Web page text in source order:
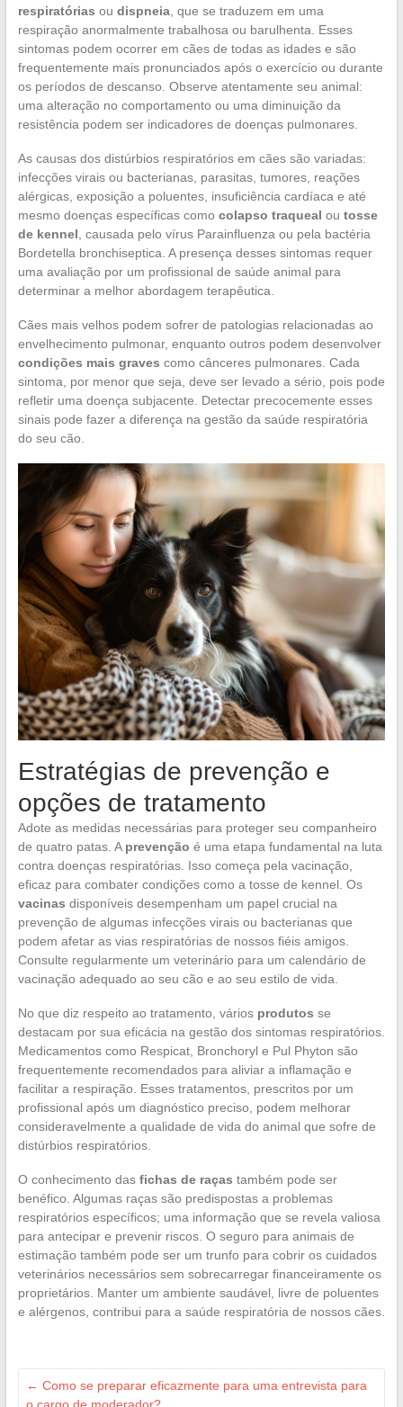
respiratórias ou dispneia, que se traduzem em uma
respiração anormalmente trabalhosa ou barulhenta. Esses
sintomas podem ocorrer em cães de todas as idades e são
frequentemente mais pronunciados após o exercício ou durante
os períodos de descanso. Observe atentamente seu animal:
uma alteração no comportamento ou uma diminuição da
resistência podem ser indicadores de doenças pulmonares.
As causas dos distúrbios respiratórios em cães são variadas:
infecções virais ou bacterianas, parasitas, tumores, reações
alérgicas, exposição a poluentes, insuficiência cardíaca e até
mesmo doenças específicas como colapso traqueal ou tosse
de kennel , causada pelo vírus Parainfluenza ou pela bactéria
Bordetella bronchiseptica. A presença desses sintomas requer
uma avaliação por um profissional de saúde animal para
determinar a melhor abordagem terapêutica.
Cães mais velhos podem sofrer de patologias relacionadas ao
envelhecimento pulmonar, enquanto outros podem desenvolver
condições mais graves como cânceres pulmonares. Cada
sintoma, por menor que seja, deve ser levado a sério, pois pode
refletir uma doença subjacente. Detectar precocemente esses
sinais pode fazer a diferença na gestão da saúde respiratória
do seu cão.
Estratégias de prevenção e
opções de tratamento
Adote as medidas necessárias para proteger seu companheiro
de quatro patas. A prevenção é uma etapa fundamental na luta
contra doenças respiratórias. Isso começa pela vacinação,
eficaz para combater condições como a tosse de kennel. Os
vacinas disponíveis desempenham um papel crucial na
prevenção de algumas infecções virais ou bacterianas que
podem afetar as vias respiratórias de nossos fiéis amigos.
Consulte regularmente um veterinário para um calendário de
vacinação adequado ao seu cão e ao seu estilo de vida.
No que diz respeito ao tratamento, vários produtos se
destacam por sua eficácia na gestão dos sintomas respiratórios.
Medicamentos como Respicat, Bronchoryl e Pul Phyton são
frequentemente recomendados para aliviar a inflamação e
facilitar a respiração. Esses tratamentos, prescritos por um
profissional após um diagnóstico preciso, podem melhorar
consideravelmente a qualidade de vida do animal que sofre de
distúrbios respiratórios.
O conhecimento das fichas de raças também pode ser
benéfico. Algumas raças são predispostas a problemas
respiratórios específicos; uma informação que se revela valiosa
para antecipar e prevenir riscos. O seguro para animais de
estimação também pode ser um trunfo para cobrir os cuidados
veterinários necessários sem sobrecarregar financeiramente os
proprietários. Manter um ambiente saudável, livre de poluentes
e alérgenos, contribui para a saúde respiratória de nossos cães.
← Como se preparar eficazmente para uma entrevista para
o cargo de moderador?